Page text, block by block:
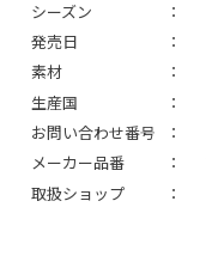
シーズン
発売日
素材
生産国
お問い合わせ番号
メーカー品番
取扱ショップ